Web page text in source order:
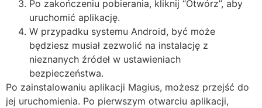
Po zakończeniu pobierania, kliknij “Otwórz”, aby
uruchomić aplikację.
W przypadku systemu Android, być może
będziesz musiał zezwolić na instalację z
nieznanych źródeł w ustawieniach
bezpieczeństwa.
Po zainstalowaniu aplikacji Magius, możesz przejść do
jej uruchomienia. Po pierwszym otwarciu aplikacji,